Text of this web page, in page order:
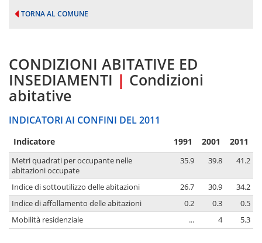
TORNA AL COMUNE
CONDIZIONI ABITATIVE ED
INSEDIAMENTI | Condizioni
abitative
INDICATORI AI CONFINI DEL 2011
Indicatore 1991 2001 2011
Metri quadrati per occupante nelle
abitazioni occupate
35.9 39.8 41.2
Indice di sottoutilizzo delle abitazioni 26.7 30.9
34.2
Indice di affollamento delle abitazioni
0.2 0.3
0.5
Mobilità residenziale
... 4 5.3